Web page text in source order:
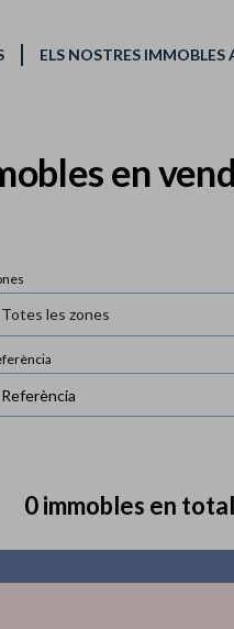
ELS NOSTRES
en
Totes les zones
0 immobles en total